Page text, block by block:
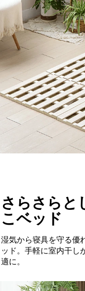
さらさらと
こベッド
湿気から寝具を守る優
ッド。手軽に室内干し
適に。